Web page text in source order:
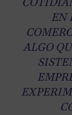
EN
ALGO